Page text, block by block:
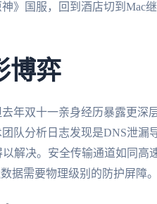
》国服，回到酒店切到Mac
博弈
年双十一亲身经历暴露更深
队分析日志发现是DNS泄漏
解决。安全传输通道如同高
据需要物理级别的防护屏障。